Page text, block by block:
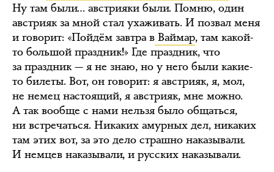
Ну там были… австрияки были. Помню, один
австрияк за мной стал ухаживать. И позвал меня
и говорит: «Пойдём завтра в Ваймар, там какой-
то большой праздник!» Где праздник, что
за праздник — я не знаю, но у него были какие-
то билеты. Вот, он говорит: я австрияк, я, мол,
не немец настоящий, я австрияк, мне можно.
А так вообще с нами нельзя было общаться,
ни встречаться. Никаких амурных дел, никаких
там этих вот, за это дело страшно наказывали.
И немцев наказывали, и русских наказывали.